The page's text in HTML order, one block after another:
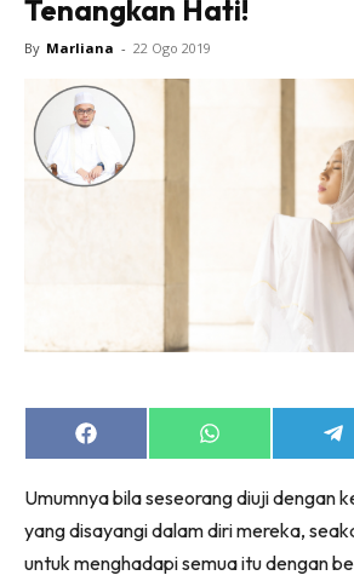
Tenangkan Hati!
By Marliana - 22 Ogo 2019
Share
on
Share
on
on
Umumnya bila seseorang diuji dengan
yang disayangi dalam diri mereka,
untuk menghadapi semua itu dengan